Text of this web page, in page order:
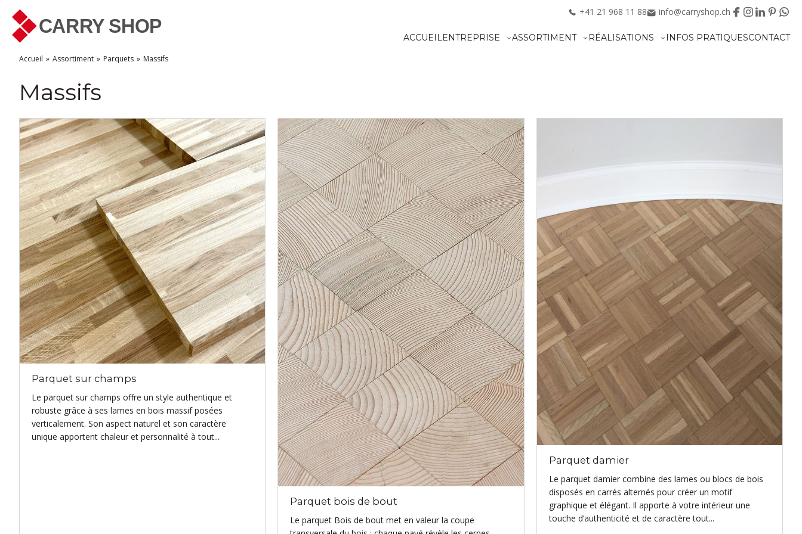
+41 21 968 11 88 info@carryshop.ch
ACCUEILENTREPRISE ASSORTIMENT RÉALISATIONS INFOS PRATIQUESCONTACT
Accueil Assortiment Parquets Massifs
Massifs
Parquet sur champs
Le parquet sur champs offre un style authentique et
robuste grâce à ses lames en bois massif posées
verticalement. Son aspect naturel et son caractère
unique apportent chaleur et personnalité à tout...
Parquet bois de bout
Le parquet Bois de bout met en valeur la coupe
Parquet damier
Le parquet damier combine des lames ou blocs de bois
disposés en carrés alternés pour créer un motif
graphique et élégant. Il apporte à votre intérieur une
touche d’authenticité et de caractère tout...